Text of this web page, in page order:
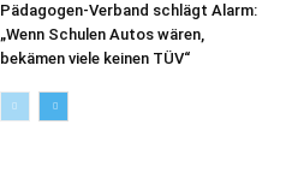
Pädagogen-Verband schlägt Alarm:
„Wenn Schulen Autos wären,
bekämen viele keinen TÜV“